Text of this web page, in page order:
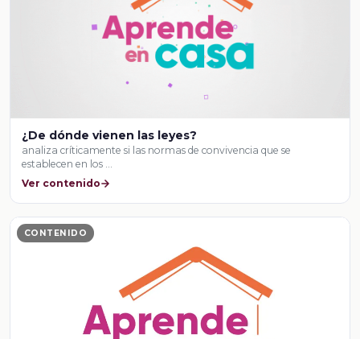
¿De dónde vienen las leyes?
analiza críticamente si las normas de convivencia que se
establecen en los …
Ver contenido
CONTENIDO